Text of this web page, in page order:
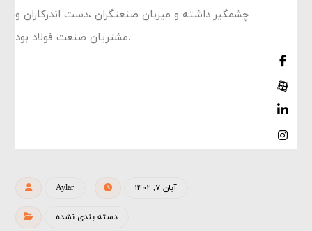
چشمگیر داشته و میزبان صنعتگران ،دست اندرکاران و
مشتریان صنعت فولاد بود.
Aylar آبان ۷, ۱۴۰۲
دسته بندی نشده